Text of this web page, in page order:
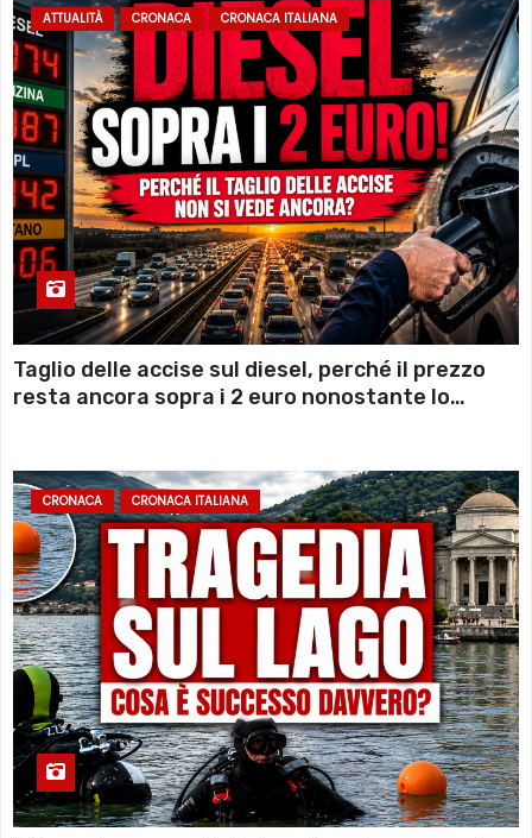
ATTUALITÀ CRONACA CRONACA ITALIANA
Taglio delle accise sul diesel, perché il prezzo
resta ancora sopra i 2 euro nonostante lo
CRONACA CRONACA ITALIANA